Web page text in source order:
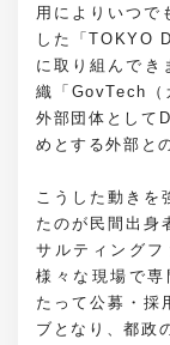
用によりいつで
した「TOKYO
に取り組んでき
織「GovTech（
外部団体として
めとする外部と
こうした動きを
たのが民間出身
サルティングフ
様々な現場で
たって公募・採
ブとなり、都政